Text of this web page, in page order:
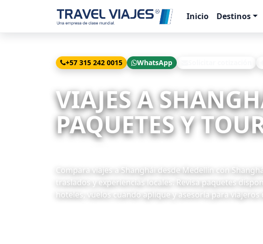
Inicio Destinos
+57 315 242 0015 WhatsApp
VIAJES A
PAQUETES Y
Compara viajes a Shanghái desde Medellín con
traslados y experiencias locales. Revisa paquetes
hoteles, vuelos cuando aplique y asesoría para viajeros